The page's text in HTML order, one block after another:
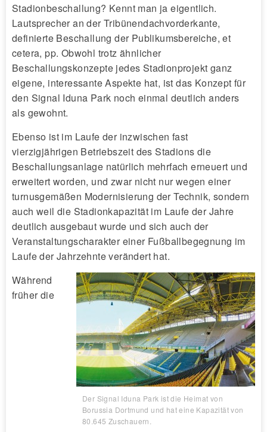
Stadionbeschallung? Kennt man ja eigentlich.
Lautsprecher an der Tribünendachvorderkante,
definierte Beschallung der Publikumsbereiche, et
cetera, pp. Obwohl trotz ähnlicher
Beschallungskonzepte jedes Stadionprojekt ganz
eigene, interessante Aspekte hat, ist das Konzept für
den Signal Iduna Park noch einmal deutlich anders
als gewohnt.
Ebenso ist im Laufe der inzwischen fast
vierzigjährigen Betriebszeit des Stadions die
Beschallungsanlage natürlich mehrfach erneuert und
erweitert worden, und zwar nicht nur wegen einer
turnusgemäßen Modernisierung der Technik, sondern
auch weil die Stadionkapazität im Laufe der Jahre
deutlich ausgebaut wurde und sich auch der
Veranstaltungscharakter einer Fußballbegegnung im
Laufe der Jahrzehnte verändert hat.
Der Signal Iduna Park ist die Heimat von
Borussia Dortmund und hat eine Kapazität von
80.645 Zuschauern.
Während
früher die